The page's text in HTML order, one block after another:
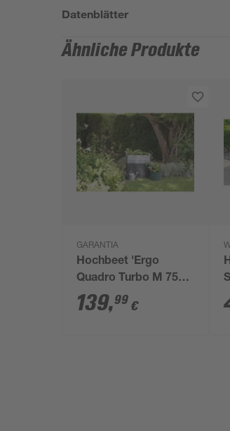
Datenblätter
Ähnliche Produkte
GARANTIA
Hochbeet 'Ergo
Quadro Turbo M 75
Stone' anthrazit 80 x
75 x 60 cm
139,99 €